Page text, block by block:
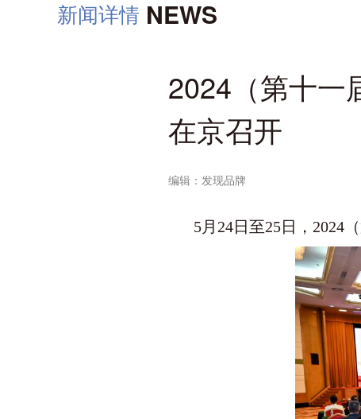
新闻详情 NEWS
2024（第十一
在京召开
编辑：发现品牌
5月24日至25日，2024